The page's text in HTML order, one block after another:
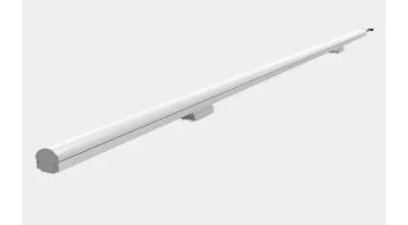
Светодиодные модули
Светодиодная лента постоянного напряжения